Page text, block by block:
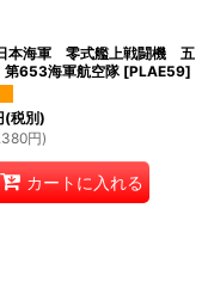
海軍 零式艦上戦闘機 五
653海軍航空隊 [PLAE59]
(税別)
円)
カートに入れる